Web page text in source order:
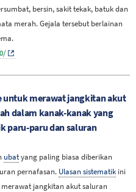
bersin, sakit tekak, batuk dan
merah. Gejala tersebut berlainan
untuk merawat jangkitan akut
dalam kanak-kanak yang
paru-paru dan saluran
ubatyang paling biasa diberikan
pernafasan. Ulasan sistematik ini
jangkitan akut saluran